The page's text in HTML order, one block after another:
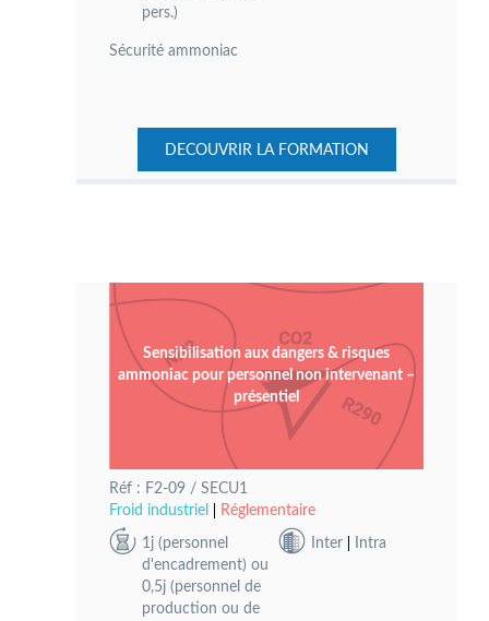
pers.)
Sécurité ammoniac
DECOUVRIR LA FORMATION
Sensibilisation aux dangers & risques
ammoniac pour personnel non intervenant –
présentiel
Réf : F2-09 / SECU1
Froid industriel
Réglementaire
1j (personnel
d'encadrement) ou
0,5j (personnel de
production ou de
Inter Intra